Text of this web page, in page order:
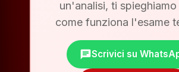
un'analisi, ti spieghiamo
come funziona l'esame
chatScrivici su